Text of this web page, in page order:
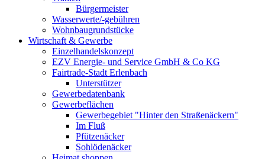
Bürgermeister
Wasserwerte/-gebühren
Wohnbaugrundstücke
Wirtschaft & Gewerbe
Einzelhandelskonzept
EZV Energie- und Service GmbH & Co KG
Fairtrade-Stadt Erlenbach
Unterstützer
Gewerbedatenbank
Gewerbeflächen
Gewerbegebiet "Hinter den Straßenäckern"
Im Fluß
Pfützenäcker
Sohlödenäcker